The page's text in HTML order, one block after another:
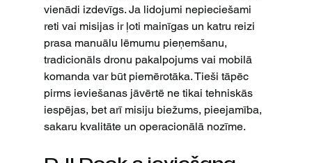
vienādi izdevīgs. Ja lidojumi nepieciešami
reti vai misijas ir ļoti mainīgas un katru reizi
prasa manuālu lēmumu pieņemšanu,
tradicionāls dronu pakalpojums vai mobilā
komanda var būt piemērotāka. Tieši tāpēc
pirms ieviešanas jāvērtē ne tikai tehniskās
iespējas, bet arī misiju biežums, pieejamība,
sakaru kvalitāte un operacionālā nozīme.